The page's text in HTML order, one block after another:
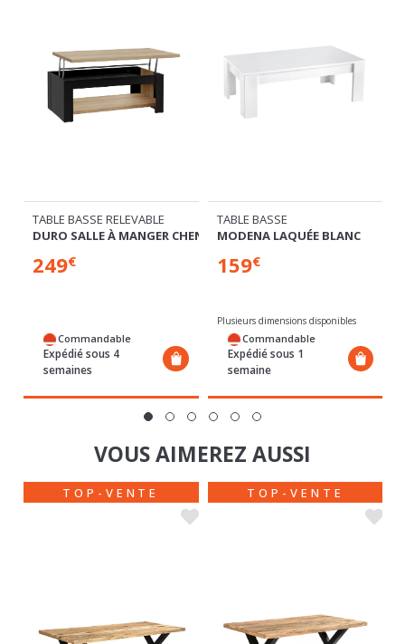
DURO SALLE À MANGER CHENE RIVIERA/CHENE NOIR
249 €
Expédié sous 4
semaines
MODENA LAQUÉE BLANC
159€
Commandable
Expédié sous 1
semaine
VOUS AIMEREZ AUSSI